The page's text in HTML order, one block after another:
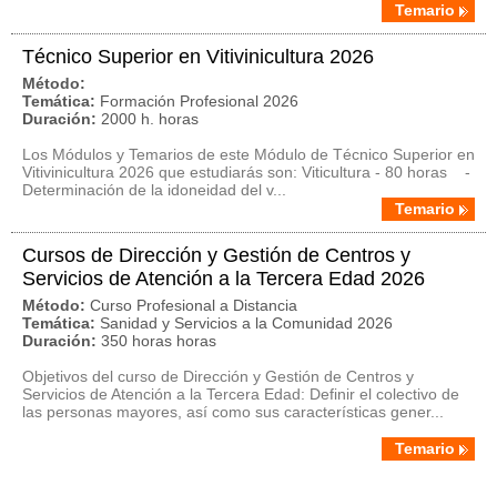
Temario
Técnico Superior en Vitivinicultura 2026
Método:
Temática: Formación Profesional 2026
Duración: 2000 h. horas
Los Módulos y Temarios de este Módulo de Técnico Superior en
Vitivinicultura 2026 que estudiarás son: Viticultura - 80 horas -
Determinación de la idoneidad del v...
Temario
Cursos de Dirección y Gestión de Centros y
Servicios de Atención a la Tercera Edad 2026
Método: Curso Profesional a Distancia
Temática: Sanidad y Servicios a la Comunidad 2026
Duración: 350 horas horas
Objetivos del curso de Dirección y Gestión de Centros y
Servicios de Atención a la Tercera Edad: Definir el colectivo de
las personas mayores, así como sus características gener...
Temario